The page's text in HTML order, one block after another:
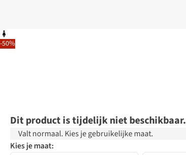
-50%
Dit product is tijdelijk niet beschikbaar.
Valt normaal. Kies je gebruikelijke maat.
Kies je maat: